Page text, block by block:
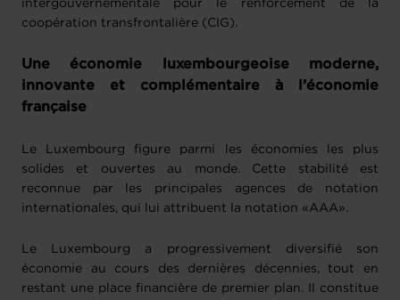
intergouvernementale pour le renforcement de la
coopération transfrontalière (CIG).
Une économie luxembourgeoise moderne,
innovante et complémentaire à l’économie
française
Le Luxembourg figure parmi les économies les plus
solides et ouvertes au monde. Cette stabilité est
reconnue par les principales agences de notation
internationales, qui lui attribuent la notation «AAA».
Le Luxembourg a progressivement diversifié son
économie au cours des dernières décennies, tout en
restant une place financière de premier plan. Il constitue